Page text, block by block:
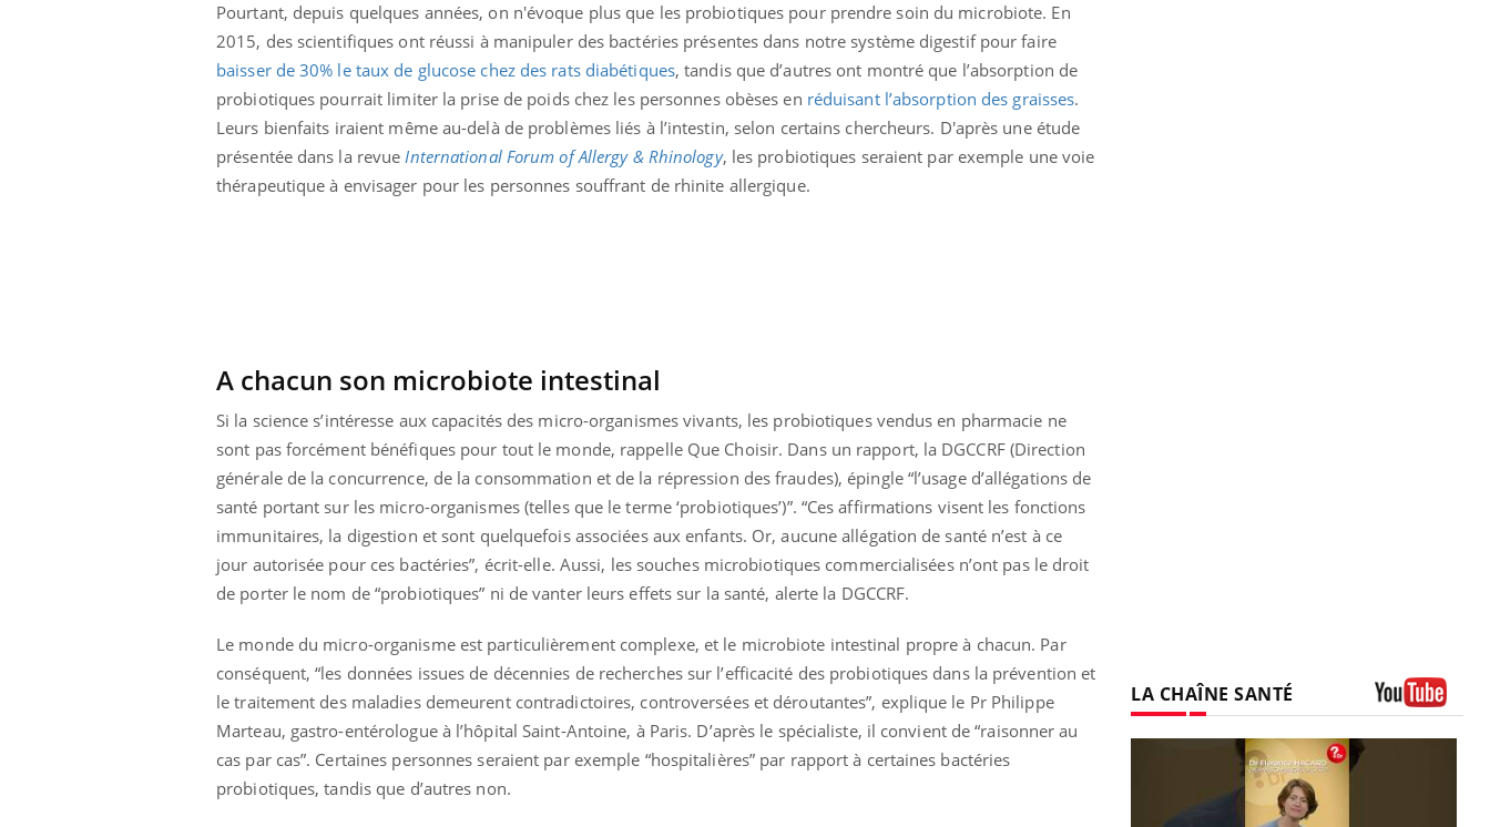
Pourtant, depuis quelques années, on n'évoque plus que les probiotiques pour prendre soin du microbiote. En
2015, des scientifiques ont réussi à manipuler des bactéries présentes dans notre système digestif pour faire
baisser de 30% le taux de glucose chez des rats diabétiques, tandis que d’autres ont montré que l’absorption de
probiotiques pourrait limiter la prise de poids chez les personnes obèses en réduisant l’absorption des graisses.
Leurs bienfaits iraient même au-delà de problèmes liés à l’intestin, selon certains chercheurs. D'après une étude
présentée dans la revueInternational Forum of Allergy & Rhinology, les probiotiques seraient par exemple une voie
thérapeutique à envisager pour les personnes souffrant de rhinite allergique.
A chacun son microbiote intestinal
Si la science s’intéresse aux capacités des micro-organismes vivants, les probiotiques vendus en pharmacie ne
sont pas forcément bénéfiques pour tout le monde, rappelle Que Choisir. Dans un rapport, la DGCCRF (Direction
générale de la concurrence, de la consommation et de la répression des fraudes), épingle “l’usage d’allégations de
santé portant sur les micro-organismes (telles que le terme ‘probiotiques’)”. “Ces affirmations visent les fonctions
immunitaires, la digestion et sont quelquefois associées aux enfants. Or, aucune allégation de santé n’est à ce
jour autorisée pour ces bactéries”, écrit-elle. Aussi, les souches microbiotiques commercialisées n’ont pas le droit
de porter le nom de “probiotiques” ni de vanter leurs effets sur la santé, alerte la DGCCRF.
Le monde du micro-organisme est particulièrement complexe, et le microbiote intestinal propre à chacun. Par
conséquent, “les données issues de décennies de recherches sur l’efficacité des probiotiques dans la prévention et
le traitement des maladies demeurent contradictoires, controversées et déroutantes”, explique le Pr Philippe
Marteau, gastro-entérologue à l’hôpital Saint-Antoine, à Paris. D’après le spécialiste, il convient de “raisonner au
cas par cas”. Certaines personnes seraient par exemple “hospitalières” par rapport à certaines bactéries
probiotiques, tandis que d’autres non.
LA CHAÎNE SANTÉ
Youtube
Carence en fer : comprendre pour